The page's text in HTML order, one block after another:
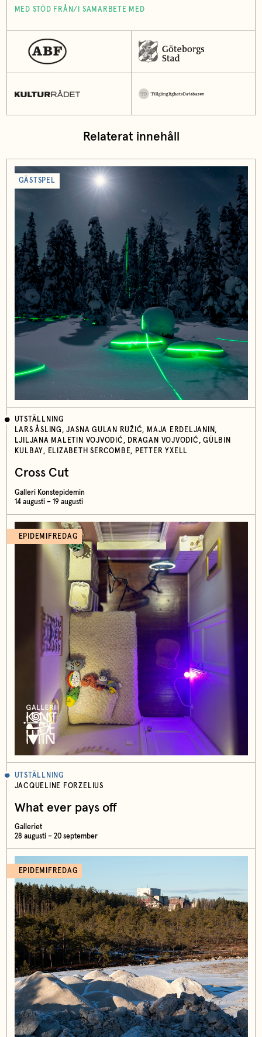
MED STÖD FRÅN/I SAMARBETE MED
Relaterat innehåll
GÄSTSPEL
UTSTÄLLNING
LARS ÅSLING, JASNA GULAN RUŽIĆ, MAJA ERDELJANIN,
LJILJANA MALETIN VOJVODIĆ, DRAGAN VOJVODIĆ, GÜLBIN
KULBAY, ELIZABETH SERCOMBE, PETTER YXELL
Cross Cut
Galleri Konstepidemin
14 augusti – 19 augusti
EPIDEMIFREDAG
UTSTÄLLNING
JACQUELINE FORZELIUS
What ever pays off
Galleriet
28 augusti – 20 september
EPIDEMIFREDAG